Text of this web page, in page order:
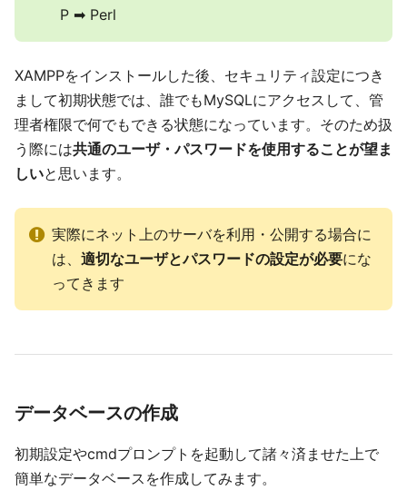
P ➡ Perl
XAMPPをインストールした後、セキュリティ設定につき
まして初期状態では、誰でもMySQLにアクセスして、管
理者権限で何でもできる状態になっています。そのため扱
う際には共通のユーザ・パスワードを使用することが望ま
しいと思います。
実際にネット上のサーバを利用・公開する場合に
は、 適切なユーザとパスワードの設定が必要にな
ってきます
データベースの作成
初期設定やcmdプロンプトを起動して諸々済ませた上で
簡単なデータベースを作成してみます。